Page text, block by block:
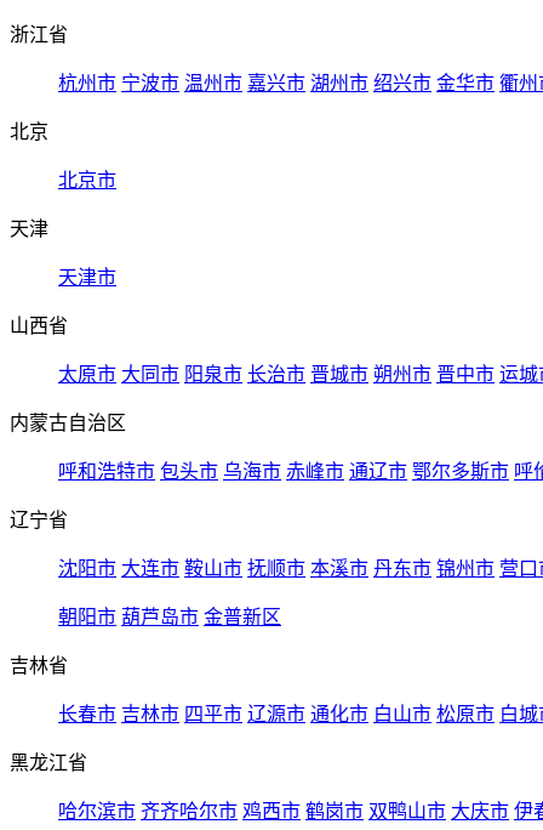
浙江省
杭州市 宁波市 温州市 嘉兴市 湖州市 绍兴市 金华市 衢州
北京
北京市
天津
天津市
山西省
太原市 大同市 阳泉市 长治市 晋城市 朔州市 晋中市 运城
内蒙古自治区
呼和浩特市 包头市 乌海市 赤峰市 通辽市 鄂尔多斯市 呼
辽宁省
沈阳市 大连市 鞍山市 抚顺市 本溪市 丹东市 锦州市 营口
朝阳市 葫芦岛市 金普新区
吉林省
长春市 吉林市 四平市 辽源市 通化市 白山市 松原市 白城
黑龙江省
哈尔滨市 齐齐哈尔市 鸡西市 鹤岗市 双鸭山市 大庆市 伊